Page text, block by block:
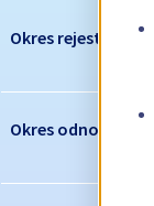
Okres rejestracji
Okres odnowienia